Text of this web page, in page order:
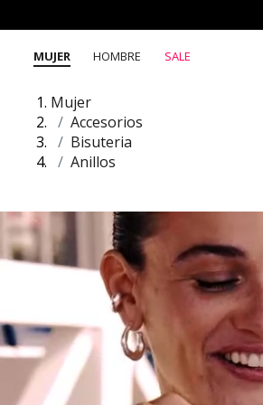
MUJER HOMBRE SALE
Mujer
Accesorios
Bisuteria
Anillos